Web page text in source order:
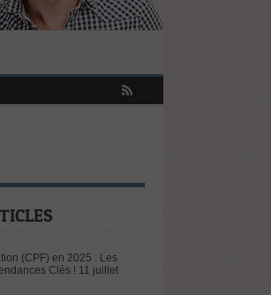
Clés !
(CPF) en 2025 : Les
Clés ! 11 juillet